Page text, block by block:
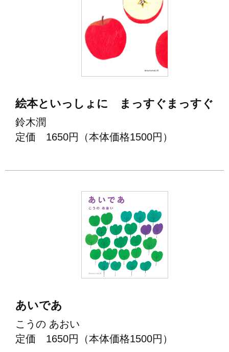
絵本といっしょに まっすぐまっすぐ
鈴木潤
定価 1650円（本体価格1500円）
あいであ
こうの あおい
定価 1650円（本体価格1500円）